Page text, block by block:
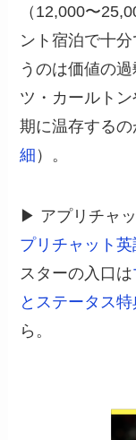
（12,000〜
ント宿泊で十
うのは価値の
ツ・カールト
期に温存する
細 ）。
▶ アプリチャ
プリチャット
スターの入口は
とステータス
ら。